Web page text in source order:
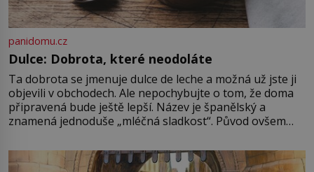
panidomu.cz
Dulce: Dobrota, které neodoláte
Ta dobrota se jmenuje dulce de leche a možná už jste ji
objevili v obchodech. Ale nepochybujte o tom, že doma
připravená bude ještě lepší. Název je španělský a
znamená jednoduše „mléčná sladkost“. Původ ovšem
pře hned několik latinskoamerických zemí a k tomu
Francie, kde se traduje,